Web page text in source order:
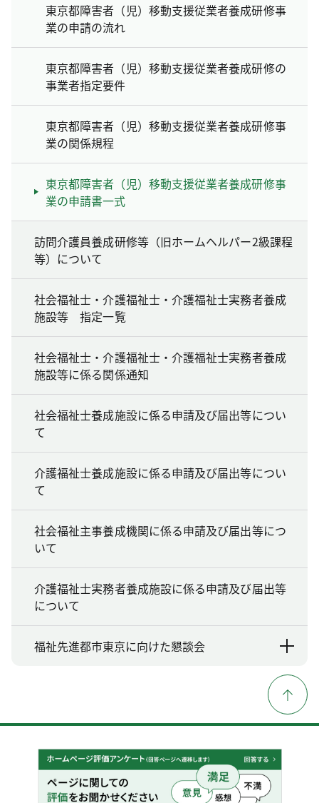
東京都障害者（児）移動支援従業者養成研修事
業の申請の流れ
東京都障害者（児）移動支援従業者養成研修の
事業者指定要件
東京都障害者（児）移動支援従業者養成研修事
業の関係規程
東京都障害者（児）移動支援従業者養成研修事
業の申請書一式
訪問介護員養成研修等（旧ホームヘルパー2級課程
等）について
社会福祉士・介護福祉士・介護福祉士実務者養成
施設等 指定一覧
社会福祉士・介護福祉士・介護福祉士実務者養成
施設等に係る関係通知
社会福祉士養成施設に係る申請及び届出等につい
て
介護福祉士養成施設に係る申請及び届出等につい
て
社会福祉主事養成機関に係る申請及び届出等につ
いて
介護福祉士実務者養成施設に係る申請及び届出等
について
福祉先進都市東京に向けた懇談会